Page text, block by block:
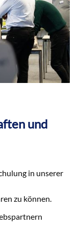
und
in unserer
zu können.